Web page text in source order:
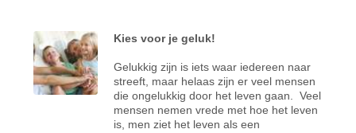
Kies voor je geluk!
Gelukkig zijn is iets waar iedereen naar
streeft, maar helaas zijn er veel mensen
die ongelukkig door het leven gaan. Veel
mensen nemen vrede met hoe het leven
is, men ziet het leven als een